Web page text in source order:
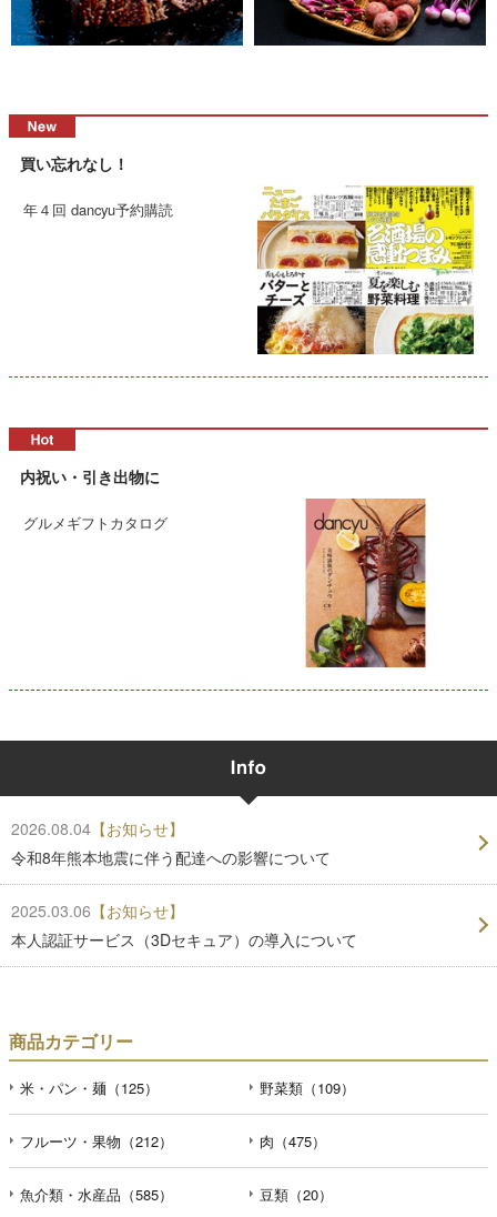
買い忘れなし！
年４回 dancyu予約購読
内祝い・引き出物に
グルメギフトカタログ
2026.08.04 【お知らせ】
令和8年熊本地震に伴う配達への影響について
2025.03.06 【お知らせ】
本人認証サービス（3Dセキュア）の導入について
商品カテゴリー
米・パン・麺（125） 野菜類（109）
フルーツ・果物（212） 肉（475）
魚介類・水産品（585） 豆類（20）